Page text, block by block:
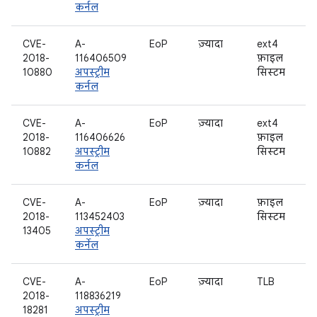
कर्नल
CVE-
2018-
10880
A-
116406509
अपस्ट्रीम
कर्नल
EoP ज़्यादा
ext4
फ़ाइल
सिस्टम
CVE-
2018-
10882
A-
116406626
अपस्ट्रीम
कर्नल
EoP ज़्यादा
ext4
फ़ाइल
सिस्टम
CVE-
2018-
13405
A-
113452403
अपस्ट्रीम
कर्नेल
EoP ज़्यादा
फ़ाइल
सिस्टम
CVE-
2018-
18281
A-
118836219
अपस्ट्रीम
EoP ज़्यादा TLB